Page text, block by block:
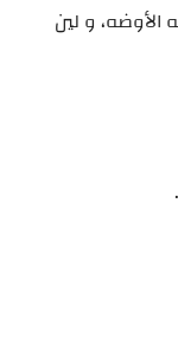
الأوضه، و لين